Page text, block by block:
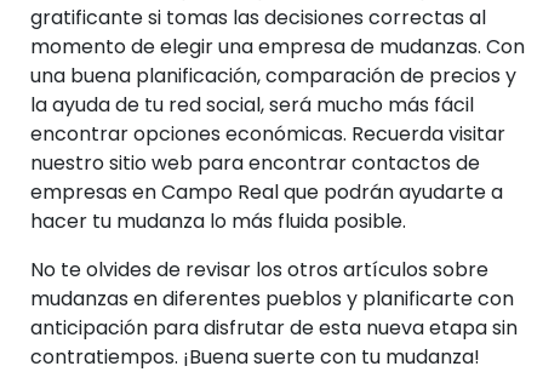
gratificante si tomas las decisiones correctas al
momento de elegir una empresa de mudanzas. Con
una buena planificación, comparación de precios y
la ayuda de tu red social, será mucho más fácil
encontrar opciones económicas. Recuerda visitar
nuestro sitio web para encontrar contactos de
empresas en Campo Real que podrán ayudarte a
hacer tu mudanza lo más fluida posible.
No te olvides de revisar los otros artículos sobre
mudanzas en diferentes pueblos y planificarte con
anticipación para disfrutar de esta nueva etapa sin
contratiempos. ¡Buena suerte con tu mudanza!